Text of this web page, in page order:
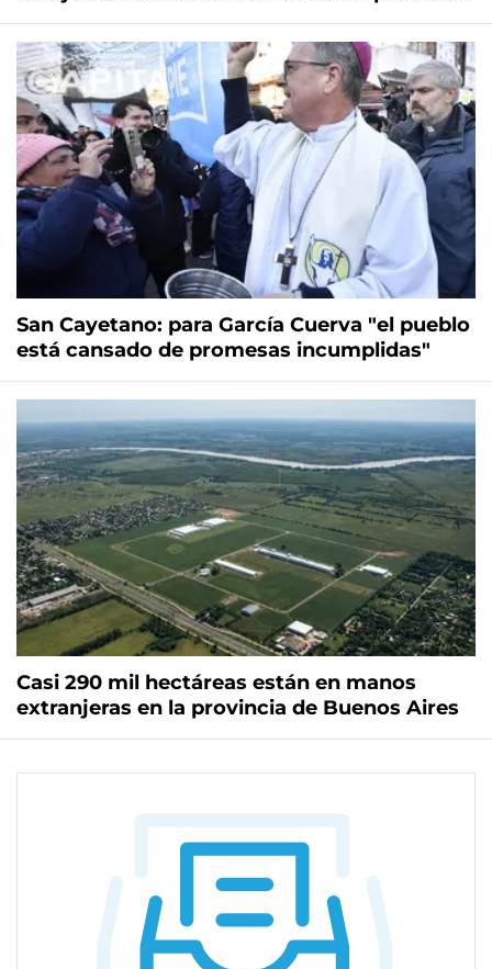
San Cayetano: para García Cuerva "el pueblo
está cansado de promesas incumplidas"
Casi 290 mil hectáreas están en manos
extranjeras en la provincia de Buenos Aires